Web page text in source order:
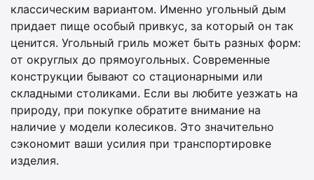
классическим вариантом. Именно угольный дым
придает пище особый привкус, за который он так
ценится. Угольный гриль может быть разных форм:
от округлых до прямоугольных. Современные
конструкции бывают со стационарными или
складными столиками. Если вы любите уезжать на
природу, при покупке обратите внимание на
наличие у модели колесиков. Это значительно
сэкономит ваши усилия при транспортировке
изделия.